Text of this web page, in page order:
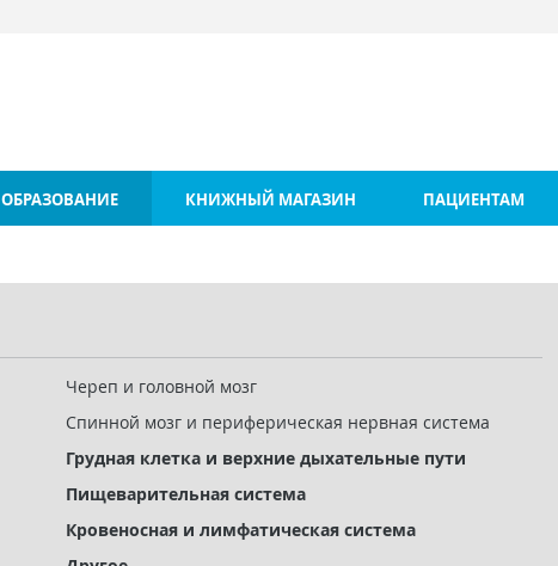
ОБРАЗОВАНИЕ КНИЖНЫЙ МАГАЗИН ПАЦИЕНТАМ
Череп и головной мозг
Спинной мозг и периферическая нервная система
Грудная клетка и верхние дыхательные пути
Пищеварительная система
Кровеносная и лимфатическая система